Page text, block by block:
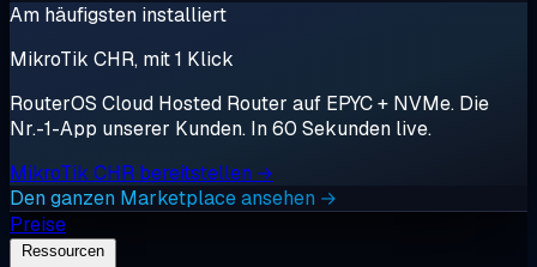
Am häufigsten installiert
MikroTik CHR, mit 1 Klick
RouterOS Cloud Hosted Router auf EPYC + NVMe. Die
Nr.-1-App unserer Kunden. In 60 Sekunden live.
MikroTik CHR bereitstellen →
Den ganzen Marketplace ansehen →
Preise